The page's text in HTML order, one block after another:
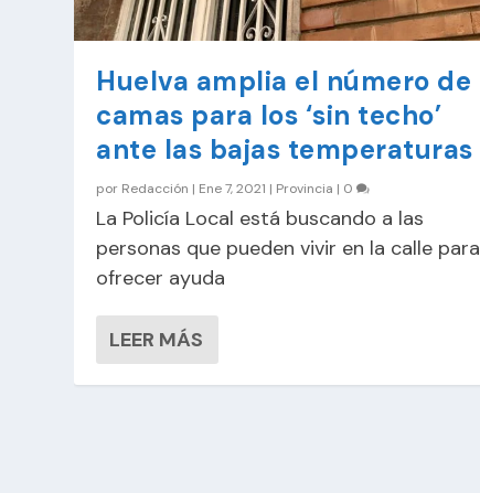
Huelva amplia el número de
camas para los ‘sin techo’
ante las bajas temperaturas
por Redacción | Ene 7, 2021 | Provincia | 0
La Policía Local está buscando a las
personas que pueden vivir en la calle para
ofrecer ayuda
LEER MÁS